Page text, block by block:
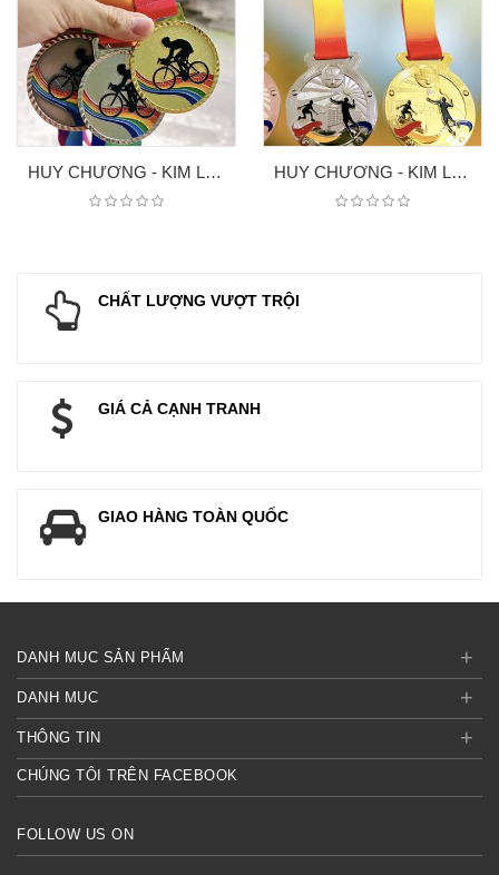
HUY CHƯƠNG - KIM LOAI XE ĐẠP HUY CHƯƠNG - KIM LOAI 7
CHẤT LƯỢNG VƯỢT TRỘI
GIÁ CẢ CẠNH TRANH
GIAO HÀNG TOÀN QUỐC
DANH MỤC SẢN PHẨM +
DANH MỤC +
THÔNG TIN +
CHÚNG TÔI TRÊN FACEBOOK
FOLLOW US ON